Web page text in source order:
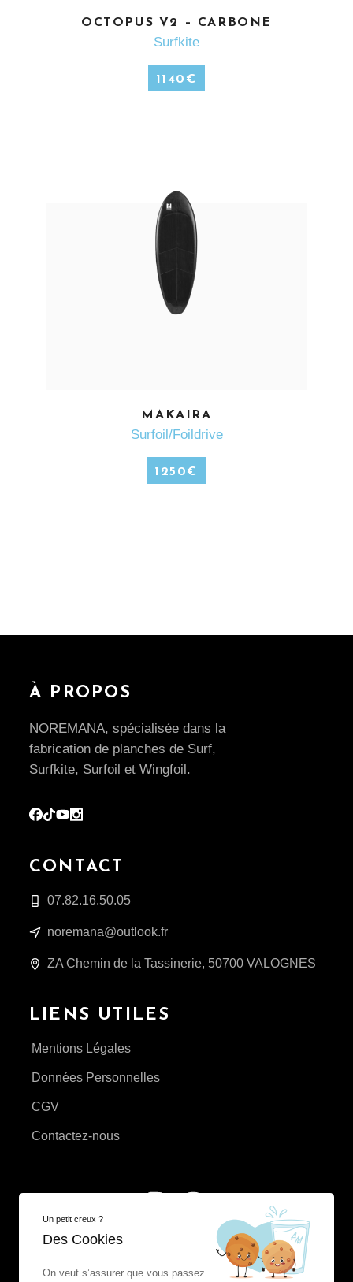
EN SAVOIR PLUS
OCTOPUS V2 – CARBONE
Surfkite
1140 €
EN SAVOIR PLUS
MAKAIRA
Surfoil/Foildrive
1250€
À PROPOS
NOREMANA, spécialisée dans la
fabrication de planches de Surf,
Surfkite, Surfoil et Wingfoil.
CONTACT
07.82.16.50.05
noremana@outlook.fr
ZA Chemin de la Tassinerie, 50700 VALOGNES
LIENS UTILES
Mentions Légales
Données Personnelles
CGV
Contactez-nous
Un petit creux ?
Des Cookies
On veut s’assurer que vous passez